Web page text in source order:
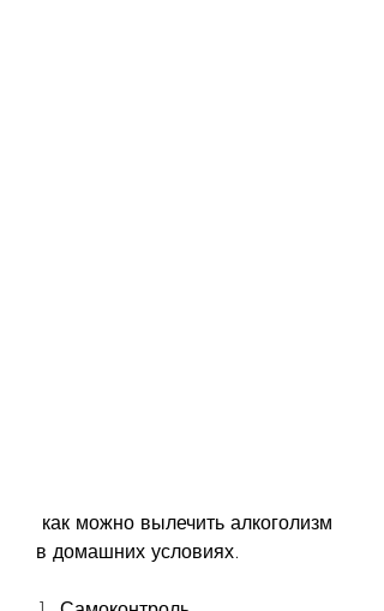
в домашних условиях.